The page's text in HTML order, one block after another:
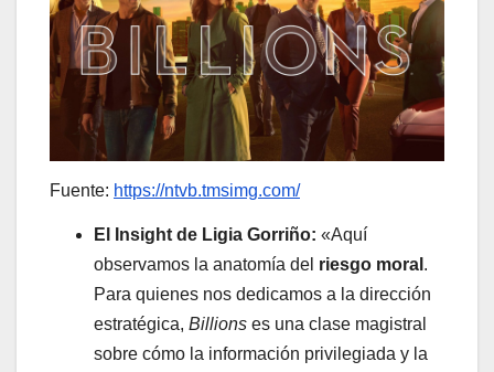
Fuente: https://ntvb.tmsimg.com/
El Insight de Ligia Gorriño: «Aquí
observamos la anatomía del riesgo moral .
Para quienes nos dedicamos a la dirección
estratégica, Billions es una clase magistral
sobre cómo la información privilegiada y la